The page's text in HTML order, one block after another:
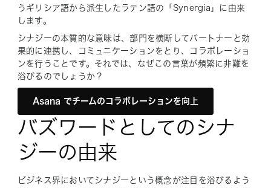
うギリシア語から派生したラテン語の「Synergia」に由来
します。
シナジーの本質的な意味は、部門を横断してパートナーと効
果的に連携し、コミュニケーションをとり、コラボレーショ
ンを行うことです。それでは、なぜこの言葉が頻繁に非難を
浴びるのでしょうか？
Asana でチームのコラボレーションを向上
バズワードとしてのシナ
ジーの由来
ビジネス界においてシナジーという概念が注目を浴びるよう